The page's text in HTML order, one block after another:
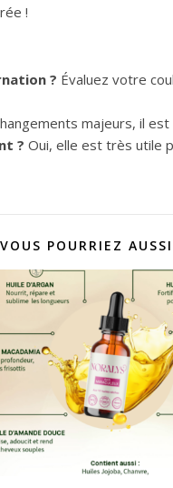
!
? Évaluez votre
majeurs, il
? Oui, elle est très utile
VOUS POURRIEZ